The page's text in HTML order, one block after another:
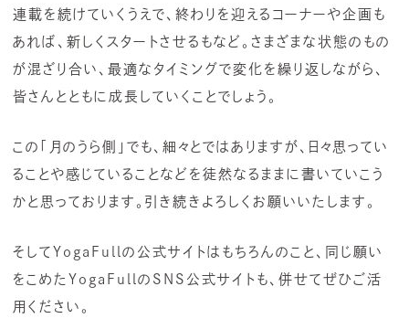
連載を続けていくうえで、終わりを迎えるコーナーや企画も
あれば、新しくスタートさせるもなど。さまざまな状態のもの
が混ざり合い、最適なタイミングで変化を繰り返しながら、
皆さんとともに成長していくことでしょう。
この「月のうら側」でも、細々とではありますが、日々思ってい
ることや感じていることなどを徒然なるままに書いていこう
かと思っております。引き続きよろしくお願いいたします。
そしてYogaFullの公式サイトはもちろんのこと、同じ願い
をこめたYogaFullのSNS公式サイトも、併せてぜひご活
用ください。